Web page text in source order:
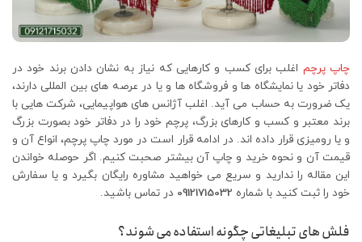
چاپ پرچم اغلب برای کسب و کارهایی که نیاز به نشان دادن برند خود در
دفاتر خود یا نمایشگاه ها و فروشگاه ها و یا در عرصه های بین المللی دارند،
یک ضرورت به حساب می آید. اغلب آژانس های هواپیمایی، شرکت هایی با
برند معتبر و کسب و کارهای بزرگ، پرچم خود را در دفاتر خود بصورت بزرگ
و یا رومیزی قرار داده اند. در ادامه قرار است در مورد چاپ پرچم، انواع آن و
قیمت آن و نحوه خرید و چاپ آن بیشتر صحبت کنیم. اگر حوصله خواندن
این مقاله را ندارید و سریع می خواهید مشاوره رایگان بگیرد و یا سفارش
خود را ثبت کنید با شماره 09121715032 در تماس باشید.
فلش های تبلیغاتی چگونه استفاده می شوند؟